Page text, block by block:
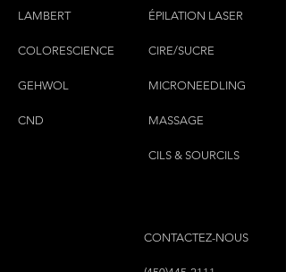
LAMBERT
COLORESCIENCE
GEHWOL
CND
ÉPILATION LASER
CIRE/SUCRE
MICRONEEDLING
MASSAGE
CILS & SOURCILS
CONTACTEZ-NOUS